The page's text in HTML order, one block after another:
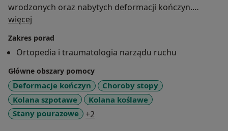
wrodzonych oraz nabytych deformacji kończyn.
Konsultuje pacjentów w języku angielskim oraz
więcej
Zakres porad
Ortopedia i traumatologia narządu ruchu
Główne obszary pomocy
Deformacje kończyn
Choroby stopy
Kolana szpotawe
Kolana koślawe
Stany pourazowe
+2